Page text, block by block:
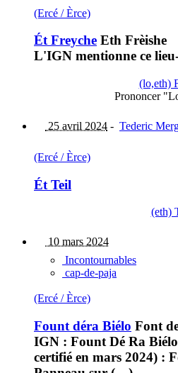
(Ercé / Èrce)
Ét Freyche Eth Frèishe
L'IGN mentionne ce
(lo,eth)
Prononcer
25 avril 2024 - Tederic
(Ercé / Èrce)
Ét Teil
(eth)
10 mars 2024
Incontournables
cap-de-paja
(Ercé / Èrce)
Fount déra Biélo Font
IGN : Fount Dé Ra
certifié en mars 2024) :